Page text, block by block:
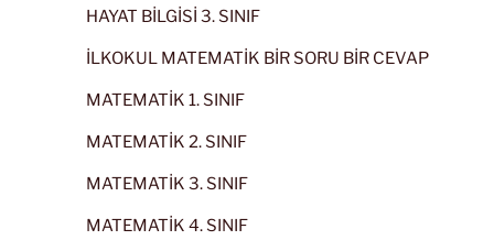
HAYAT BİLGİSİ 3. SINIF
İLKOKUL MATEMATİK BİR SORU BİR CEVAP
MATEMATİK 1. SINIF
MATEMATİK 2. SINIF
MATEMATİK 3. SINIF
MATEMATİK 4. SINIF